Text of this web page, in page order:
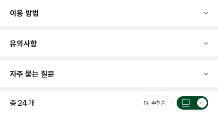
이용 방법
유의사항
자주 묻는 질문
총24개 추천순
목